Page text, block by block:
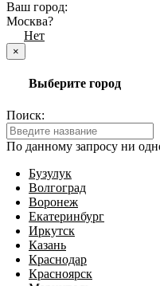
Ваш город:
Москва?
Нет
×
Выберите город
Поиск:
По данному запросу ни
Бузулук
Волгоград
Воронеж
Екатеринбург
Иркутск
Казань
Краснодар
Красноярск